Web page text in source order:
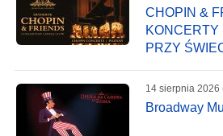
CHOPIN &
KONCERTY
PRZY
14 sierpnia 2026
Broadway